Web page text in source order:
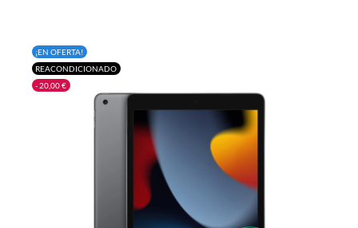
¡EN OFERTA!
REACONDICIONADO
- 20,00 €